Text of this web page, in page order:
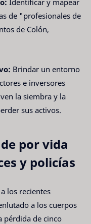
de "profesionales de
de Colón,
Brindar un entorno
e inversores
la siembra y la
sus activos.
por vida
y policías
los recientes
a los cuerpos
pérdida de cinco